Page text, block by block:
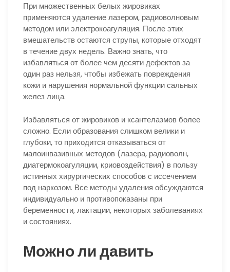
При множественных белых жировиках
применяются удаление лазером, радиоволновым
методом или электрокоагуляция. После этих
вмешательств остаются струпы, которые отходят
в течение двух недель. Важно знать, что
избавляться от более чем десяти дефектов за
один раз нельзя, чтобы избежать повреждения
кожи и нарушения нормальной функции сальных
желез лица.
Избавляться от жировиков и ксантелазмов более
сложно. Если образования слишком велики и
глубоки, то приходится отказываться от
малоинвазивных методов (лазера, радиоволн,
диатермокоагуляции, криовоздействия) в пользу
истинных хирургических способов с иссечением
под наркозом. Все методы удаления обсуждаются
индивидуально и противопоказаны при
беременности, лактации, некоторых заболеваниях
и состояниях.
Можно ли давить